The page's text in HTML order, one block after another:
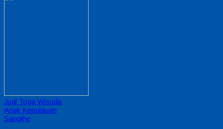
Jual Toga Wisuda
Anak Kepulauan
Sangihe